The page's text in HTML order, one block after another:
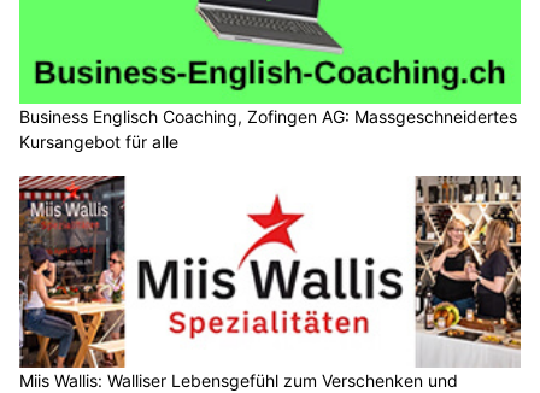
Business Englisch Coaching, Zofingen AG: Massgeschneidertes
Kursangebot für alle
Miis Wallis: Walliser Lebensgefühl zum Verschenken und